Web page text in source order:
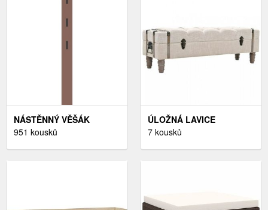
NÁSTĚNNÝ VĚŠÁK
951 kousků
ÚLOŽNÁ LAVICE
KRÉMOVÁ DEKORHOME
7 kousků